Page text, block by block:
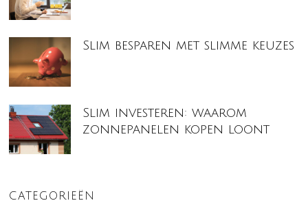
Slim besparen met slimme keuzes
Slim investeren: waarom
zonnepanelen kopen loont
CATEGORIEËN